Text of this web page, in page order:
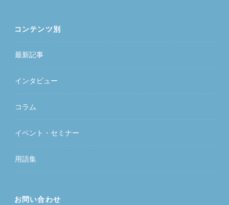
コンテンツ別
最新記事
インタビュー
コラム
イベント・セミナー
用語集
お問い合わせ